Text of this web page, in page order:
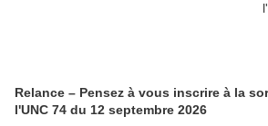
Relance – Pensez à vous inscrire à la
l'UNC 74 du 12 septembre 2026